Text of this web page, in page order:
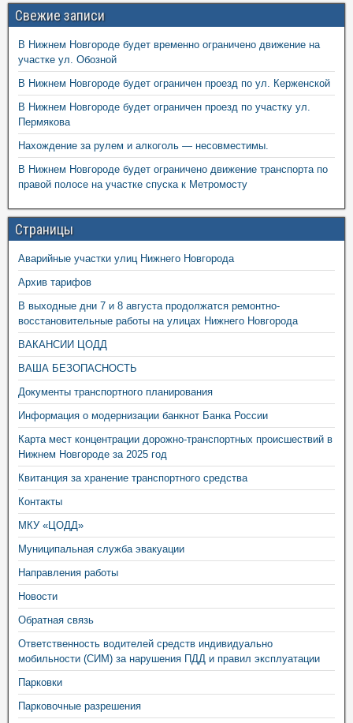
Свежие записи
В Нижнем Новгороде будет временно ограничено движение на
участке ул. Обозной
В Нижнем Новгороде будет ограничен проезд по ул. Керженской
В Нижнем Новгороде будет ограничен проезд по участку ул.
Пермякова
Нахождение за рулем и алкоголь — несовместимы.
В Нижнем Новгороде будет ограничено движение транспорта по
правой полосе на участке спуска к Метромосту
Страницы
Аварийные участки улиц Нижнего Новгорода
Архив тарифов
В выходные дни 7 и 8 августа продолжатся ремонтно-
восстановительные работы на улицах Нижнего Новгорода
ВАКАНСИИ ЦОДД
ВАША БЕЗОПАСНОСТЬ
Документы транспортного планирования
Информация о модернизации банкнот Банка России
Карта мест концентрации дорожно-транспортных происшествий в
Нижнем Новгороде за 2025 год
Квитанция за хранение транспортного средства
Контакты
МКУ «ЦОДД»
Муниципальная служба эвакуации
Направления работы
Новости
Обратная связь
Ответственность водителей средств индивидуально
мобильности (СИМ) за нарушения ПДД и правил эксплуатации
Парковки
Парковочные разрешения